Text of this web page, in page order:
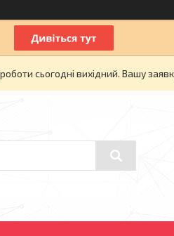
сьогодні вихідний. Вашу